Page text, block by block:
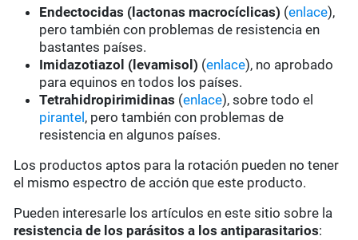
Endectocidas (lactonas macrocíclicas) (enlace),
pero también con problemas de resistencia en
bastantes países.
Imidazotiazol (levamisol) (enlace), no aprobado
para equinos en todos los países.
Tetrahidropirimidinas (enlace), sobre todo el
pirantel , pero también con problemas de
resistencia en algunos países.
Los productos aptos para la rotación pueden no tener
el mismo espectro de acción que este producto.
Pueden interesarle los artículos en este sitio sobre la
resistencia de los parásitos a los antiparasitarios: